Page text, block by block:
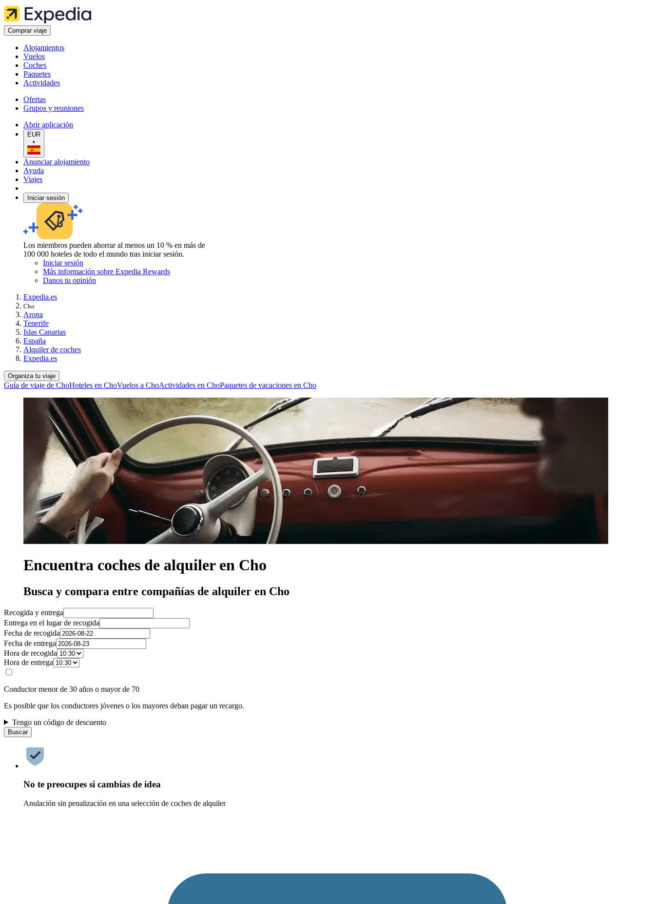
Comprar viaje
Alojamientos
Vuelos
Coches
Paquetes
Actividades
Ofertas
Grupos y reuniones
Abrir aplicación
EUR
•
Anunciar alojamiento
Ayuda
Viajes
Iniciar sesión
Los miembros pueden ahorrar al menos un 10 % en más de
100 000 hoteles de todo el mundo tras iniciar sesión.
Iniciar sesión
Más información sobre Expedia Rewards
Danos tu opinión
Expedia.es
Cho
Arona
Tenerife
Islas Canarias
España
Alquiler de coches
Expedia.es
Organiza tu viaje
Guía de viaje de ChoHoteles en ChoVuelos a ChoActividades en ChoPaquetes de vacaciones en Cho
Encuentra coches de alquiler en Cho
Busca y compara entre compañías de alquiler en Cho
Recogida y entrega
Entrega en el lugar de recogida
Fecha de recogida
Fecha de entrega
Hora de recogida
Hora de entrega
Conductor menor de 30 años o mayor de 70
Es posible que los conductores jóvenes o los mayores deban pagar un recargo.
Tengo un código de descuento
Buscar
No te preocupes si cambias de idea
Anulación sin penalización en una selección de coches de alquiler